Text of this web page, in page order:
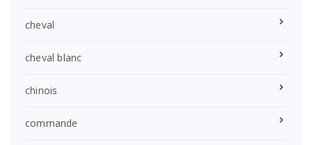
cheval
cheval blanc
chinois
commande